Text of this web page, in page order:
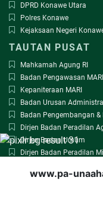
DPRD Konawe Utara
Polres Konawe
Kejaksaan Negeri
TAUTAN PUSAT
Mahkamah Agung RI
Badan Pengawasan MARI
Kepaniteraan MARI
Badan Urusan
Badan Pengembangan &
Dirjen Badan Peradilan
Dirjen Badan Umum
Dirjen Badan Peradilan
www.pa-
www.pa-